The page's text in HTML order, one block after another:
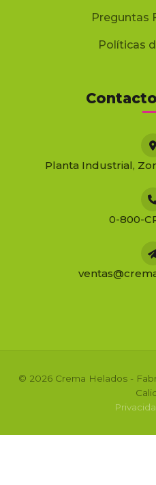
Preguntas
Políticas
Planta Industrial,
0-800-
© 2026 Crema Helados -